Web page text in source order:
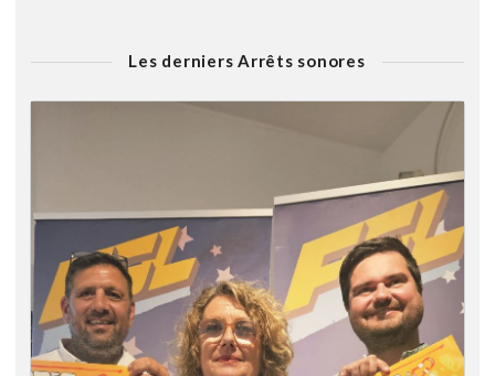
Les derniers Arrêts sonores